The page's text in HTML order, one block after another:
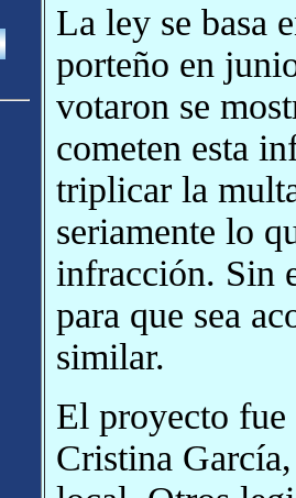
La ley se basa
porteño en
votaron se
cometen esta
triplicar la
seriamente lo
infracción. Sin
para que sea
similar.
El proyecto fue
Cristina